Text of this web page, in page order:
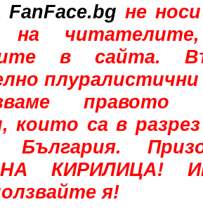
FanFace.bg не
на
в сайта.
правото
които са в
България.
КИРИЛИЦА!
я!